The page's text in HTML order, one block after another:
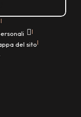
|
|
del sito|